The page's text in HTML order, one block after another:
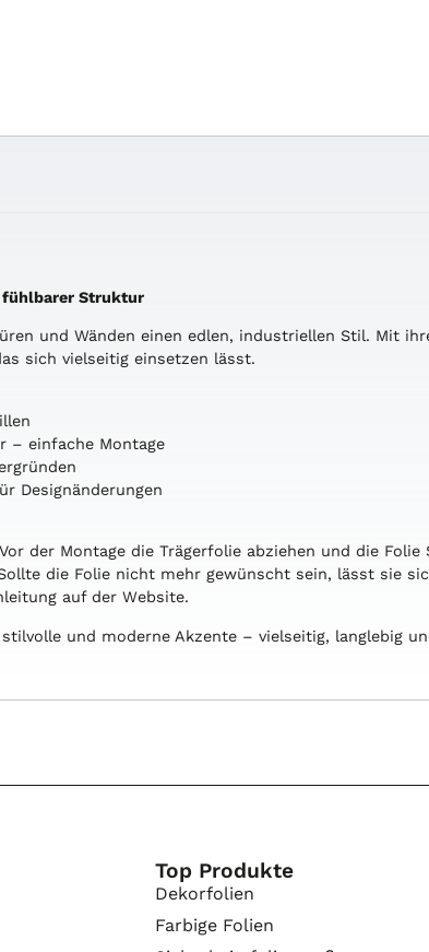
Struktur
und Wänden einen edlen, industriellen Stil. Mit
sich vielseitig einsetzen lässt.
– einfache Montage
Designänderungen
der Montage die Trägerfolie abziehen und die
die Folie nicht mehr gewünscht sein, lässt sie
auf der Website.
und moderne Akzente – vielseitig, langlebig
Top Produkte
Dekorfolien
Farbige Folien